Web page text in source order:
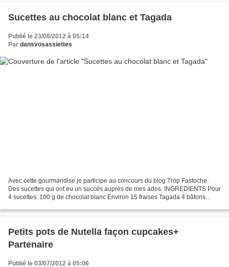
Sucettes au chocolat blanc et Tagada
Publié le 23/08/2012 à 05:14
Par dansvosassiettes
Avec cette gourmandise je participe au concours du blog Trop Fastoche .
Des sucettes qui ont eu un succès auprès de mes ados. INGREDIENTS Pour
4 sucettes: 100 g de chocolat blanc Environ 15 fraises Tagada 4 bâtons
Petits pots de Nutella façon cupcakes+
Partenaire
Publié le 03/07/2012 à 05:06